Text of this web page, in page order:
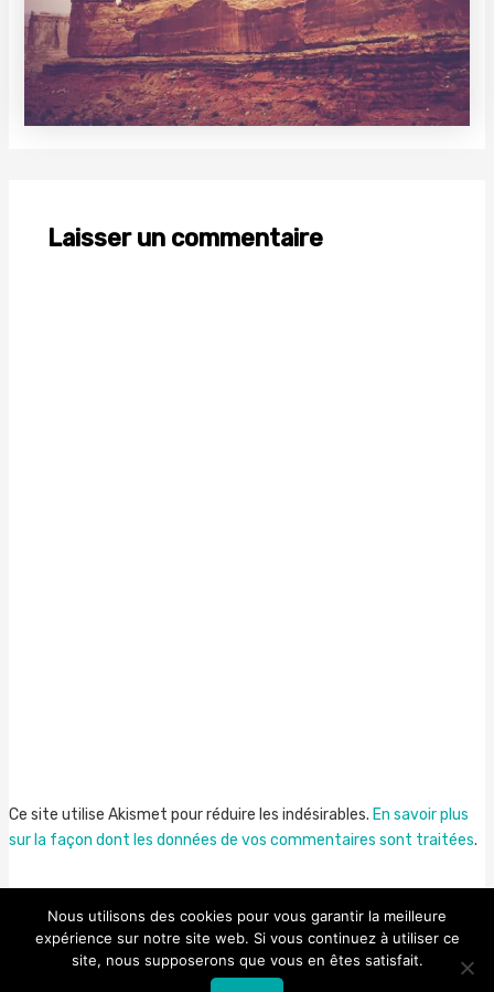
Laisser un commentaire
Ce site utilise Akismet pour réduire les indésirables. En savoir plus
sur la façon dont les données de vos commentaires sont traitées.
Nous utilisons des cookies pour vous garantir la meilleure
expérience sur notre site web. Si vous continuez à utiliser ce
site, nous supposerons que vous en êtes satisfait.